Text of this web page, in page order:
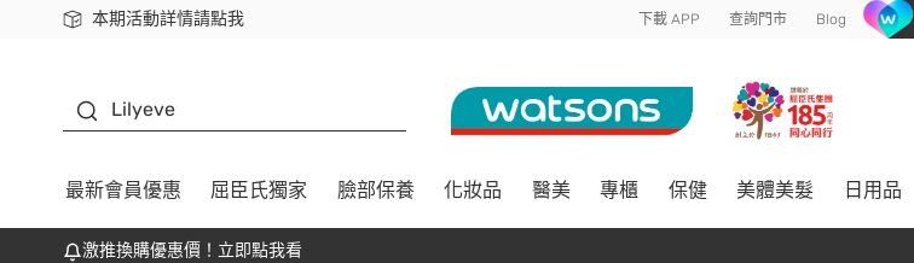
本期活動詳情請點我
下載app最高回饋$350 下載 APP 查詢門市 Blog
Lilyeve
最新會員優惠 屈臣氏獨家 臉部保養 化妝品 醫美 專櫃 保健 美體美髮 日用品
激推換購優惠價！立即點我看